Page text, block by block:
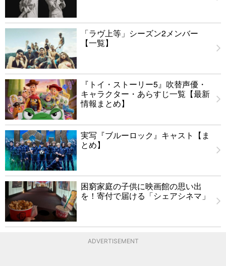
「ラヴ上等」シーズン2メンバー
【一覧】
『トイ・ストーリー5』吹替声優・
キャラクター・あらすじ一覧【最新
情報まとめ】
実写『ブルーロック』キャスト【ま
とめ】
困窮家庭の子供に映画館の思い出
を！寄付で届ける「シェアシネマ」
ADVERTISEMENT